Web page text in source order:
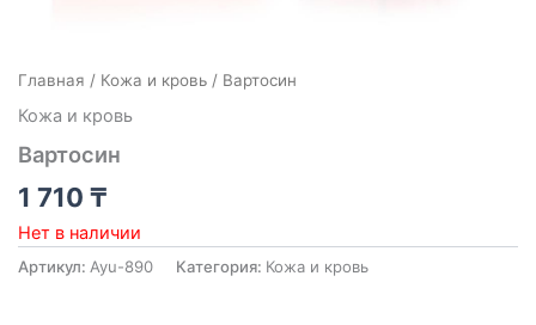
Главная / Кожа и кровь/ Вартосин
Кожа и кровь
Вартосин
1 710 ₸
Нет в наличии
Артикул: Ayu-890 Категория: Кожа и кровь